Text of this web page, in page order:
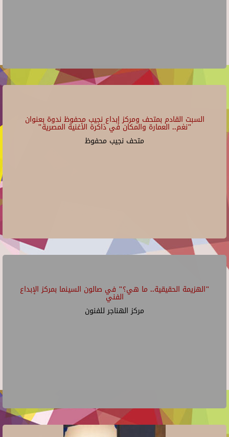
السبت القادم بمتحف ومركز إبداع نجيب محفوظ ندوة بعنوان
"نغم.. العمارة والمكان في ذاكرة الأغنية المصرية"
متحف نجيب محفوظ
"الهزيمة الحقيقية.. ما هي؟" في صالون السينما بمركز الإبداع
الفني
مركز الهناجر للفنون